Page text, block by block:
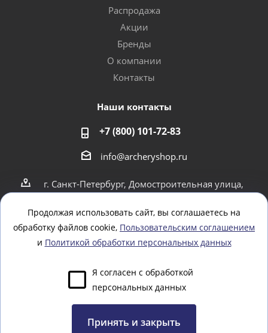
Распродажа
Акции
Бренды
О компании
Контакты
Наши контакты
+7 (800) 101-72-83
info@archeryshop.ru
г. Санкт-Петербург, Домостроительная улица,
г. Санкт-Петербург Пионерская 21
Оставайтесь на связи
Продолжая использовать сайт, вы соглашаетесь на
обработку файлов cookie, Пользовательским соглашением
и Политикой обработки персональных данных
Я согласен с обработкой
персональных данных
Принять и закрыть